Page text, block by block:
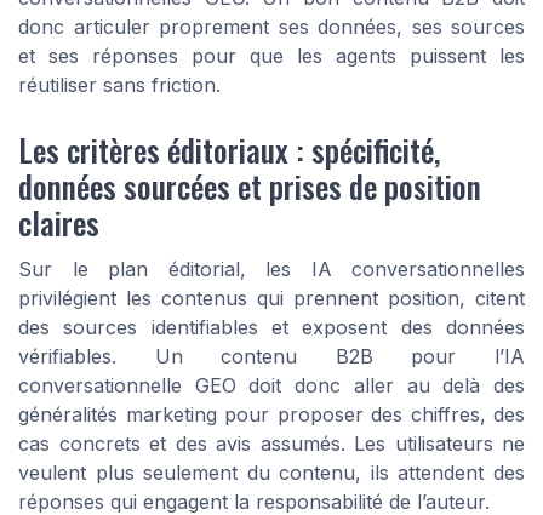
donc articuler proprement ses données, ses sources
et ses réponses pour que les agents puissent les
réutiliser sans friction.
Les critères éditoriaux : spécificité,
données sourcées et prises de position
claires
Sur le plan éditorial, les IA conversationnelles
privilégient les contenus qui prennent position, citent
des sources identifiables et exposent des données
vérifiables. Un contenu B2B pour l’IA
conversationnelle GEO doit donc aller au delà des
généralités marketing pour proposer des chiffres, des
cas concrets et des avis assumés. Les utilisateurs ne
veulent plus seulement du contenu, ils attendent des
réponses qui engagent la responsabilité de l’auteur.